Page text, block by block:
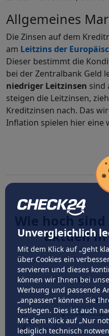
Unvergleichlich
Mit dem Klick auf „geht
über Cookies ein
servieren und dieses
können wir Ihnen bei
Werbung und passende
„anpassen” können Sie
festlegen. Dies ist auch
Mit dem Klick auf „Nur
lediglich technisch
Allgemeines
Die Zinsen auf dem
am Leitzins der
Dieser bestimmt die
bei der Zentralbank Geld
niedriger Leitzinsen sind
steigen die Leitzinsen,
Kreditzinsen nach. Das
Inflation spielen hier eine
Wie hoch
aktuell in